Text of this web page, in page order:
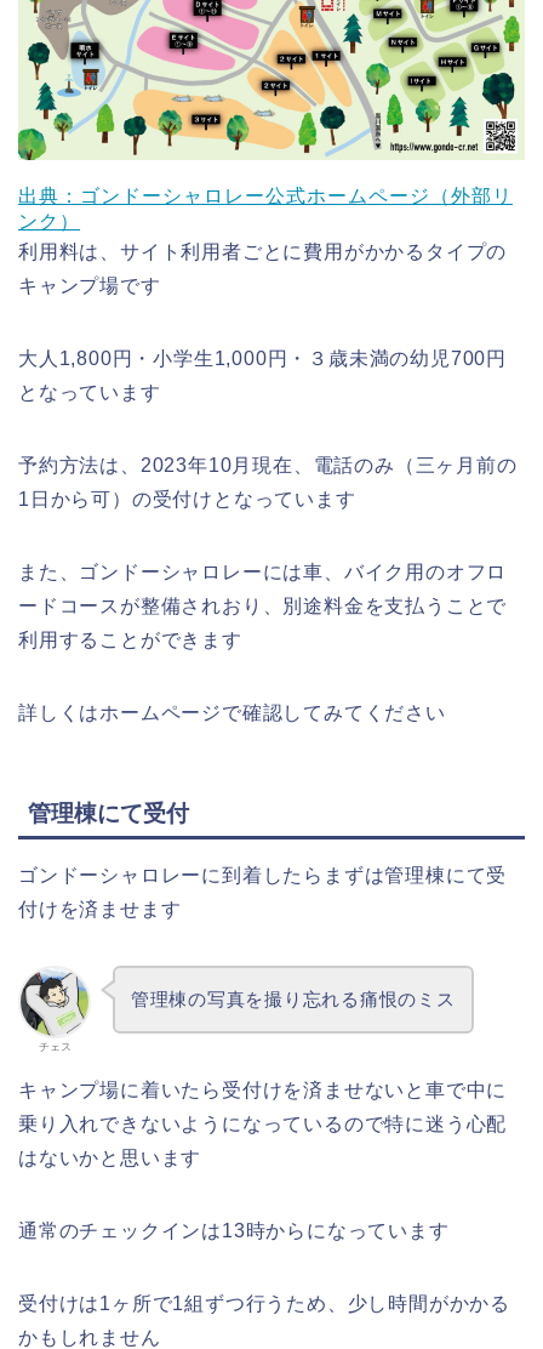
出典：ゴンドーシャロレー公式ホームページ（外部リ
ンク）
利用料は、サイト利用者ごとに費用がかかるタイプの
キャンプ場です
大人1,800円・小学生1,000円・３歳未満の幼児700円
となっています
予約方法は、2023年10月現在、電話のみ（三ヶ月前の
1日から可）の受付けとなっています
また、ゴンドーシャロレーには車、バイク用のオフロ
ードコースが整備されおり、別途料金を支払うことで
利用することができます
詳しくはホームページで確認してみてください
管理棟にて受付
ゴンドーシャロレーに到着したらまずは管理棟にて受
付けを済ませます
チェス
管理棟の写真を撮り忘れる痛恨のミス
キャンプ場に着いたら受付けを済ませないと車で中に
乗り入れできないようになっているので特に迷う心配
はないかと思います
通常のチェックインは13時からになっています
受付けは1ヶ所で1組ずつ行うため、少し時間がかかる
かもしれません